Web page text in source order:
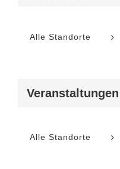
Alle Standorte
Veranstaltungen
Alle Standorte